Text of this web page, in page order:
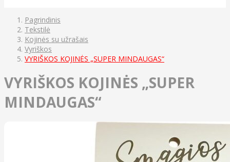
Pagrindinis
Tekstilė
Kojinės su užrašais
Vyriškos
VYRIŠKOS KOJINĖS „SUPER MINDAUGAS“
VYRIŠKOS KOJINĖS „SUPER
MINDAUGAS“